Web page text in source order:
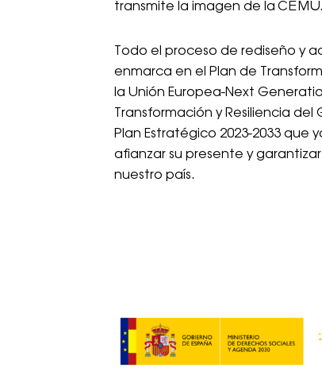
transmite la imagen de la CEMU.
Todo el proceso de rediseño y
enmarca en el Plan de
la Unión Europea-Next
Transformación y Resiliencia
Plan Estratégico 2023-2033 que
afianzar su presente y
nuestro país.